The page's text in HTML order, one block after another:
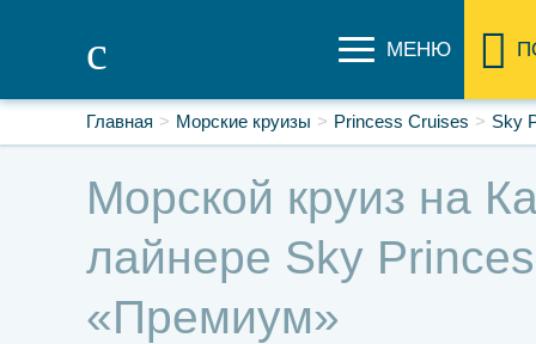
МЕНЮ
Главная Морские круизы Princess Cruises Sky
Морской круиз на
лайнере Sky
«Премиум»